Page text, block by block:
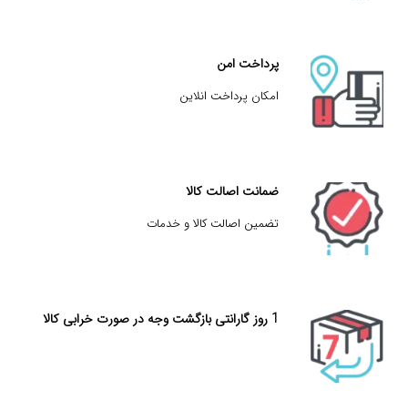
پرداخت امن
امکان پرداخت انلاین
ضمانت اصالت کالا
تضمین اصالت کالا و خدمات
1 روز گارانتی بازگشت وجه در صورت خرابی کالا